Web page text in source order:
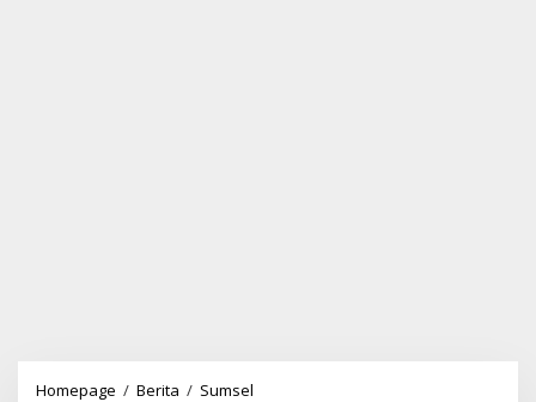
Homepage / Berita / Sumsel